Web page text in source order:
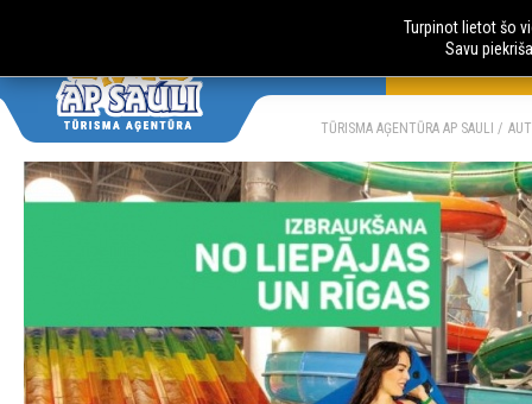
AUTOBUSU
TŪRISMA AĢENTŪRA AP SAULI
Turpinot lietot šo
Savu